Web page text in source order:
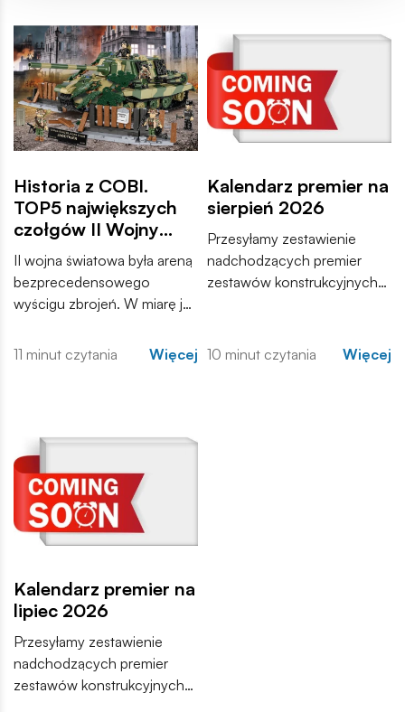
Historia z COBI.
TOP5 największych
czołgów II Wojny
Światowej
II wojna światowa była areną
bezprecedensowego
wyścigu zbrojeń. W miarę jak
inżynierowie po obu
stronach frontu dążyli do
11 minut czytania Więcej
Kalendarz premier na
sierpień 2026
Przesyłamy zestawienie
nadchodzących premier
zestawów konstrukcyjnych
kontynuacje popularnych
serii, jak i zupełnie nowe
10 minut czytania Więcej
Kalendarz premier na
lipiec 2026
Przesyłamy zestawienie
nadchodzących premier
zestawów konstrukcyjnych